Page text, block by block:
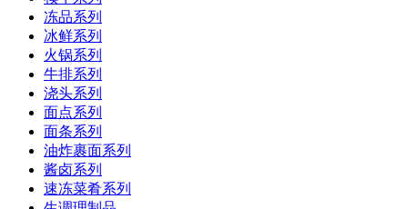
冻品系列
冰鲜系列
火锅系列
牛排系列
浇头系列
面点系列
面条系列
油炸裹面系列
酱卤系列
速冻菜肴系列